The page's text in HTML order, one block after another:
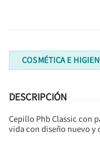
COSMÉTICA E
DESCRIPCIÓN
Cepillo Phb Classic con
vida con diseño nuevo y